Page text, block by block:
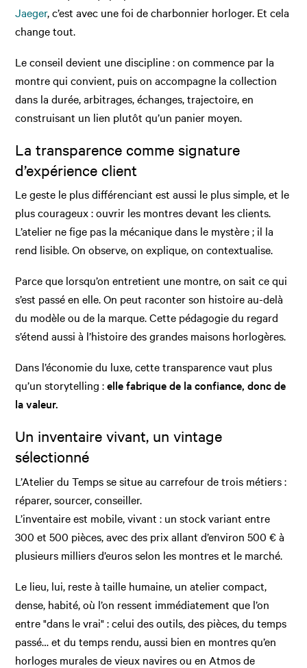
Jaeger, c’est avec une foi de charbonnier horloger. Et cela
change tout.
Le conseil devient une discipline : on commence par la
montre qui convient, puis on accompagne la collection
dans la durée, arbitrages, échanges, trajectoire, en
construisant un lien plutôt qu’un panier moyen.
La transparence comme signature
d’expérience client
Le geste le plus différenciant est aussi le plus simple, et le
plus courageux : ouvrir les montres devant les clients.
L’atelier ne fige pas la mécanique dans le mystère ; il la
rend lisible. On observe, on explique, on contextualise.
Parce que lorsqu’on entretient une montre, on sait ce qui
s’est passé en elle. On peut raconter son histoire au-delà
du modèle ou de la marque. Cette pédagogie du regard
s’étend aussi à l’histoire des grandes maisons horlogères.
Dans l’économie du luxe, cette transparence vaut plus
qu’un storytelling :elle fabrique de la confiance, donc de
la valeur.
Un inventaire vivant, un vintage
sélectionné
L’Atelier du Temps se situe au carrefour de trois métiers :
réparer, sourcer, conseiller.
L’inventaire est mobile, vivant : un stock variant entre
300 et 500 pièces, avec des prix allant d’environ 500 € à
plusieurs milliers d’euros selon les montres et le marché.
Le lieu, lui, reste à taille humaine, un atelier compact,
dense, habité, où l’on ressent immédiatement que l’on
entre "dans le vrai" : celui des outils, des pièces, du temps
passé… et du temps rendu, aussi bien en montres qu’en
horloges murales de vieux navires ou en Atmos de